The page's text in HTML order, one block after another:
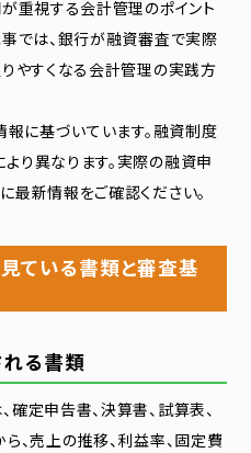
重視する会計管理のポイント
事では、銀行が融資審査で実際
りやすくなる会計管理の実践方
に基づいています。融資制度
り異なります。実際の融資申
最新情報をご確認ください。
ている書類と審査基
る書類
定申告書、決算書、試算表、
、売上の推移、利益率、固定費